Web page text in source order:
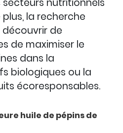
secteurs nutritionnels
la recherche
de
de maximiser le
dans la
biologiques ou la
écoresponsables.
huile de pépins de